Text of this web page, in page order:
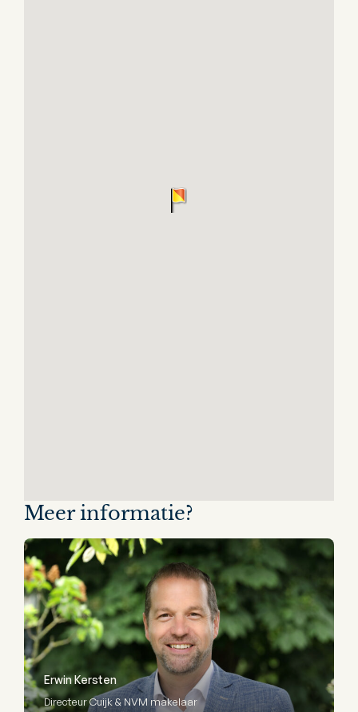
Meer informatie?
Erwin Kersten
Directeur Cuijk & NVM makelaar